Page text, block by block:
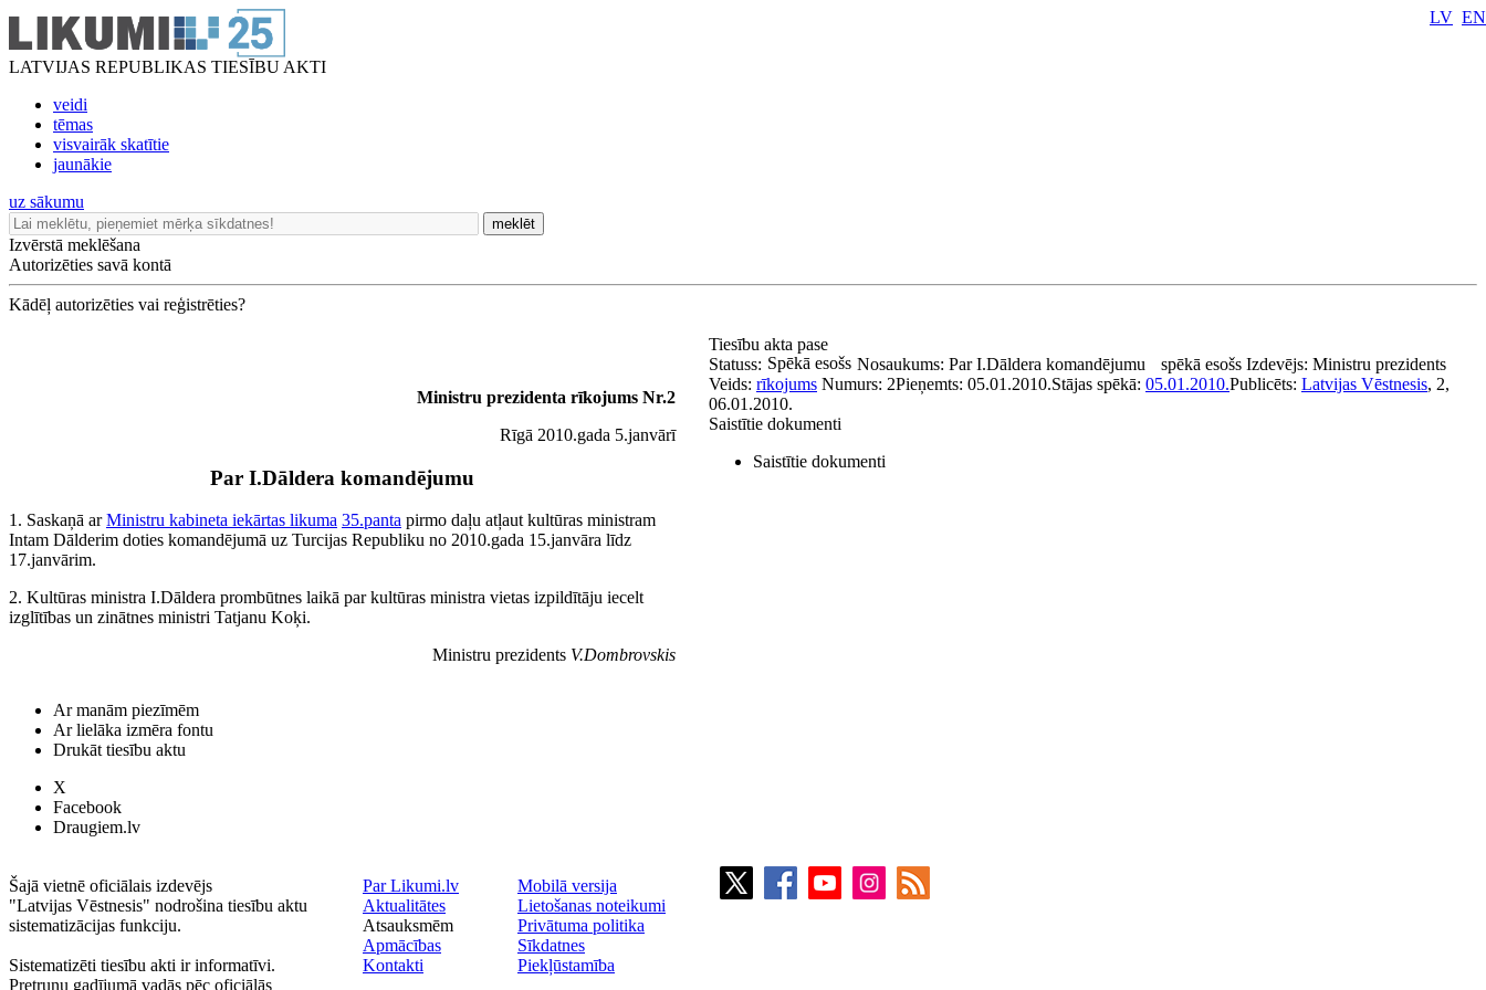
LATVIJAS REPUBLIKAS TIESĪBU AKTI
veidi
tēmas
visvairāk skatītie
jaunākie
LV EN
uz sākumu
meklēt
Izvērstā meklēšana
Autorizēties savā kontā
Kādēļ autorizēties vai reģistrēties?
Ministru prezidenta rīkojums Nr.2
Rīgā 2010.gada 5.janvārī
Par I.Dāldera komandējumu
1. Saskaņā arMinistru kabineta iekārtas likuma 35.panta pirmo daļu atļaut kultūras ministram
Intam Dālderim doties komandējumā uz Turcijas Republiku no 2010.gada 15.janvāra līdz
17.janvārim.
2. Kultūras ministra I.Dāldera prombūtnes laikā par kultūras ministra vietas izpildītāju iecelt
izglītības un zinātnes ministri Tatjanu Koķi.
Ministru prezidents V.Dombrovskis
Tiesību akta pase
Nosaukums: Par I.Dāldera komandējumu
Statuss: Spēkā esošs spēkā esošs Izdevējs: Ministru prezidents
Veids: rīkojums Numurs: 2Pieņemts: 05.01.2010.Stājas spēkā: 05.01.2010.Publicēts: Latvijas Vēstnesis, 2,
06.01.2010.
Saistītie dokumenti
Saistītie dokumenti
Ar manām piezīmēm
Ar lielāka izmēra fontu
Drukāt tiesību aktu
X
Facebook
Draugiem.lv
Šajā vietnē oficiālais izdevējs
"Latvijas Vēstnesis" nodrošina tiesību aktu
sistematizācijas funkciju.
Sistematizēti tiesību akti ir informatīvi.
Pretrunu gadījumā vadās pēc oficiālās
Par Likumi.lv
Aktualitātes
Atsauksmēm
Apmācības
Kontakti
Mobilā versija
Lietošanas noteikumi
Privātuma politika
Sīkdatnes
Piekļūstamība